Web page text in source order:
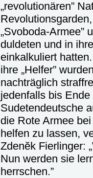
„revolutionären”
„Svoboda-Armee”
duldeten und in
einkalkuliert
ihre „Helfer”
nachträglich
jedenfalls bis
Sudetendeutsche
die Rote Armee
helfen zu lassen,
Zdenĕk Fierlinger:
Nun werden sie
herrschen.”